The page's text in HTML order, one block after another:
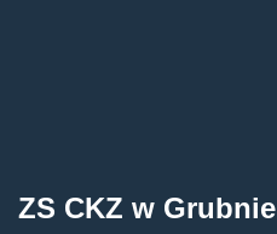
ZS CKZ w Grubnie